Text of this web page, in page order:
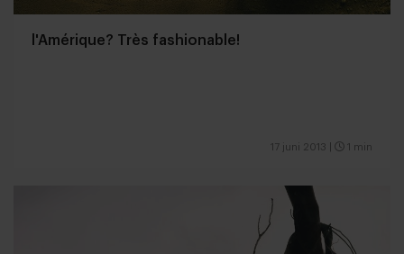
l'Amérique? Très fashionable!
17 juni 2013 1 min